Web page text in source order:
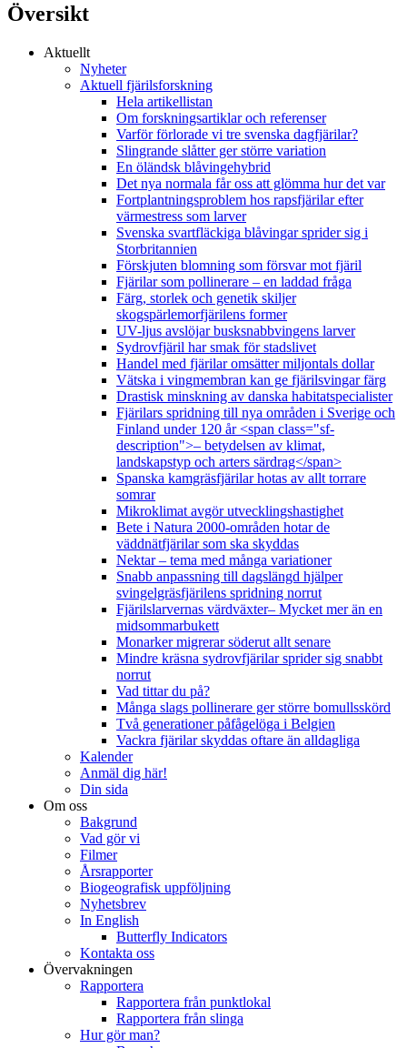
Översikt
Aktuellt
Nyheter
Aktuell fjärilsforskning
Hela artikellistan
Om forskningsartiklar och referenser
Varför förlorade vi tre svenska dagfjärilar?
Slingrande slåtter ger större variation
En öländsk blåvingehybrid
Det nya normala får oss att glömma hur det var
Fortplantningsproblem hos rapsfjärilar efter
värmestress som larver
Svenska svartfläckiga blåvingar sprider sig i
Storbritannien
Förskjuten blomning som försvar mot fjäril
Fjärilar som pollinerare – en laddad fråga
Färg, storlek och genetik skiljer
skogspärlemorfjärilens former
UV-ljus avslöjar busksnabbvingens larver
Sydrovfjäril har smak för stadslivet
Handel med fjärilar omsätter miljontals dollar
Vätska i vingmembran kan ge fjärilsvingar färg
Drastisk minskning av danska habitatspecialister
Fjärilars spridning till nya områden i Sverige och
Finland under 120 år <span class="sf-
description">– betydelsen av klimat,
landskapstyp och arters särdrag</span>
Spanska kamgräsfjärilar hotas av allt torrare
somrar
Mikroklimat avgör utvecklingshastighet
Bete i Natura 2000-områden hotar de
väddnätfjärilar som ska skyddas
Nektar – tema med många variationer
Snabb anpassning till dagslängd hjälper
svingelgräsfjärilens spridning norrut
Fjärilslarvernas värdväxter– Mycket mer än en
midsommarbukett
Monarker migrerar söderut allt senare
Mindre kräsna sydrovfjärilar sprider sig snabbt
norrut
Vad tittar du på?
Många slags pollinerare ger större bomullsskörd
Två generationer påfågelöga i Belgien
Vackra fjärilar skyddas oftare än alldagliga
Kalender
Anmäl dig här!
Din sida
Om oss
Bakgrund
Vad gör vi
Filmer
Årsrapporter
Biogeografisk uppföljning
Nyhetsbrev
In English
Butterfly Indicators
Kontakta oss
Övervakningen
Rapportera
Rapportera från punktlokal
Rapportera från slinga
Hur gör man?